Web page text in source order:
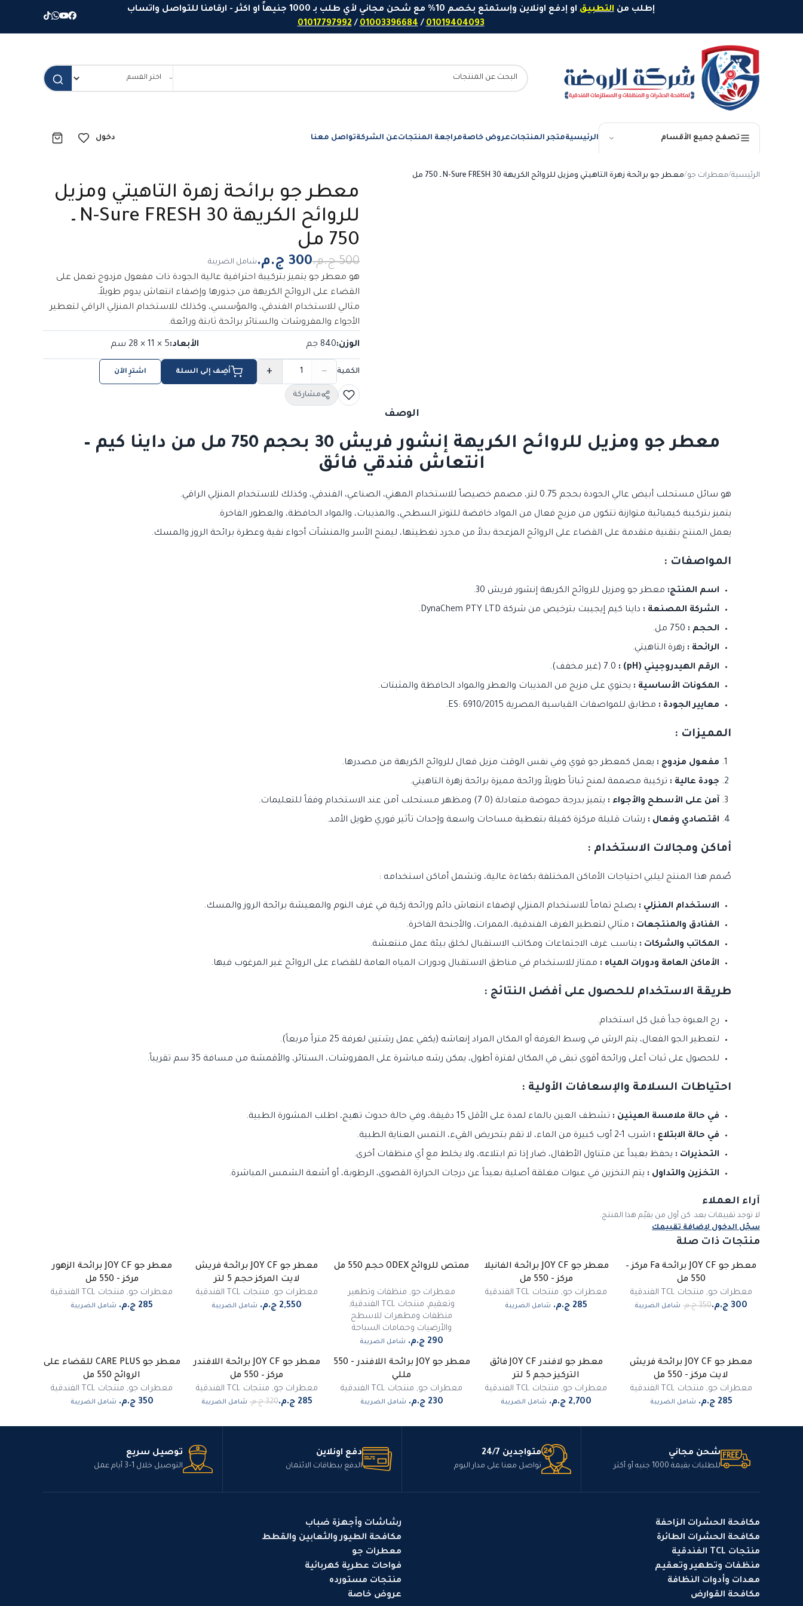
إطلب منالتطبيق او إدفع اونلاين وإستمتع بخصم 10% مع شحن مجاني لأي طلب بـ 1000 جنيهاً او اكثر - ارقامنا للتواصل واتساب
01019404093
/
01003396684
/
01017797992
تصفح جميع الأقسام الرئيسيةمتجر المنتجاتعروض خاصةمراجعة المنتجاتعن الشركةتواصل معنا دخول
الرئيسية/معطرات جو/معطر جو برائحة زهرة التاهيتي ومزيل للروائح الكريهة N-Sure FRESH 30 ـ 750 مل
معطر جو برائحة زهرة التاهيتي ومزيل
للروائح الكريهة N-Sure FRESH 30 ـ
750 مل
‏500 ج.م.‏ شامل الضريبة
هو معطر جو يتميز بتركيبة احترافية عالية الجودة ذات مفعول مزدوج تعمل على
القضاء على الروائح الكريهة من جذورها وإضفاء انتعاش يدوم طويلاً.
مثالي للاستخدام الفندقي، والمؤسسي، وكذلك للاستخدام المنزلي الراقي لتعطير
الأجواء والمفروشات والستائر برائحة ثابتة ورائعة.
الوزن:840 جم الأبعاد:
5 × 11 × 28 سم
الكمية −
+ أضِف إلى السلة اشترِ الآن
مشاركة
الوصف
معطر جو ومزيل للروائح الكريهة إنشور فريش 30 بحجم 750 مل من داينا كيم –
انتعاش فندقي فائق
هو سائل مستحلب أبيض عالي الجودة بحجم 0.75 لتر، مصمم خصيصاً للاستخدام المهني، الصناعي، الفندقي، وكذلك للاستخدام المنزلي الراقي.
يتميز بتركيبة كيميائية متوازنة تتكون من مزيج فعال من المواد خافضة للتوتر السطحي، والمذيبات، والمواد الحافظة، والعطور الفاخرة.
يعمل المنتج بتقنية متقدمة على القضاء على الروائح المزعجة بدلاً من مجرد تغطيتها، ليمنح الأسر والمنشآت أجواء نقية وعطرة برائحة الروز والمسك.
المواصفات :
اسم المنتج: معطر جو ومزيل للروائح الكريهة إنشور فريش 30.
الشركة المصنعة : داينا كيم إيجيبت بترخيص من شركة DynaChem PTY LTD.
الحجم :
الرائحة : زهرة التاهيتي.
الرقم الهيدروجيني (pH) :
المكونات الأساسية : يحتوي على مزيج من المذيبات والعطر والمواد الحافظة والمثبتات.
معايير الجودة : مطابق للمواصفات القياسية المصرية ES: 6910/2015.
المميزات :
مفعول مزدوج : يعمل كمعطر جو قوي وفي نفس الوقت مزيل فعال للروائح الكريهة من مصدرها.
جودة عالية : تركيبة مصممة لمنح ثباتاً طويلاً ورائحة مميزة برائحة زهرة التاهيتي.
آمن على الأسطح والأجواء : يتميز بدرجة حموضة متعادلة (7.0) ومظهر مستحلب آمن عند الاستخدام وفقاً للتعليمات.
اقتصادي وفعال : رشات قليلة مركزة كفيلة بتغطية مساحات واسعة وإحداث تأثير فوري طويل الأمد.
أماكن ومجالات الاستخدام :
صُمم هذا المنتج ليلبي احتياجات الأماكن المختلفة بكفاءة عالية، وتشمل أماكن استخدامه :
الاستخدام المنزلي : يصلح تماماً للاستخدام المنزلي لإضفاء انتعاش دائم ورائحة زكية في غرف النوم والمعيشة برائحة الروز والمسك.
الفنادق والمنتجعات : مثالي لتعطير الغرف الفندقية، الممرات، والأجنحة الفاخرة.
المكاتب والشركات : يناسب غرف الاجتماعات ومكاتب الاستقبال لخلق بيئة عمل منتعشة.
الأماكن العامة ودورات المياه : ممتاز للاستخدام في مناطق الاستقبال ودورات المياه العامة للقضاء على الروائح غير المرغوب فيها.
طريقة الاستخدام للحصول على أفضل النتائج :
رج العبوة جداً قبل كل استخدام.
لتعطير الجو الفعال، يتم الرش في وسط الغرفة أو المكان المراد إنعاشه (يكفي عمل رشتين لغرفة 25 متراً مربعاً).
للحصول على ثبات أعلى ورائحة أقوى تبقى في المكان لفترة أطول، يمكن رشه مباشرة على المفروشات، الستائر، والأقمشة من مسافة 35 سم تقريباً.
احتياطات السلامة والإسعافات الأولية :
في حالة ملامسة العينين : تشطف العين بالماء لمدة على الأقل 15 دقيقة، وفي حالة حدوث تهيج، اطلب المشورة الطبية.
في حالة الابتلاع : اشرب 1-2 أوب كبيرة من الماء، لا تقم بتحريض القيء، التمس العناية الطبية.
التحذيرات : يحفظ بعيداً عن متناول الأطفال، ضار إذا تم ابتلاعه، ولا يخلط مع أي منظفات أخرى.
التخزين والتداول : يتم التخزين في عبوات مغلقة أصلية بعيداً عن درجات الحرارة القصوى، الرطوبة، أو أشعة الشمس المباشرة.
آراء العملاء
لا توجد تقييمات بعد. كن أول من يقيّم هذا المنتج.
سجّل الدخول لإضافة تقييمك
منتجات ذات صلة
معطر جو JOY CF برائحة Fa مركز –
550 مل
معطرات جو, منتجات TCL الفندقية
شامل الضريبة
معطر جو JOY CF برائحة الفانيلا
مركز - 550 مل
معطرات جو, منتجات TCL الفندقية
شامل الضريبة
ممتص للروائح ODEX حجم 550 مل
معطرات جو, منظفات وتطهير
وتعقيم, منتجات TCL الفندقية
,
منظفات ومطهرات للاسطح
والأرضيات وحمامات السباحة
شامل الضريبة
معطر جو JOY CF برائحة فريش
لايت المركز حجم 5 لتر
معطرات جو, منتجات TCL الفندقية
شامل الضريبة
معطر جو JOY CF برائحة الزهور
مركز - 550 مل
معطرات جو, منتجات TCL الفندقية
شامل الضريبة
معطر جو JOY CF برائحة فريش
لايت مركز - 550 مل
معطرات جو, منتجات TCL الفندقية
شامل الضريبة
معطر جو لافندر JOY CF فائق
التركيز حجم 5 لتر
معطرات جو, منتجات TCL الفندقية
شامل الضريبة
غير متوفر
معطر جو JOY برائحة اللافندر - 550
مللي
معطرات جو, منتجات TCL الفندقية
شامل الضريبة
معطر جو JOY CF برائحة اللافندر
مركز – 550 مل
معطرات جو, منتجات TCL الفندقية
‏320 ج.م.‏ شامل الضريبة
معطر جو CARE PLUS للقضاء على
الروائح 550 مل
معطرات جو, منتجات TCL الفندقية
شامل الضريبة
شحن مجاني
للطلبات بقيمة 1000 جنيه أو أكثر
متواجدين 24/7
تواصل معنا على مدار اليوم
دفع اونلاين
الدفع ببطاقات الائتمان
توصيل سريع
التوصيل خلال 1–3 أيام عمل
مكافحة الحشرات الزاحفة
مكافحة الحشرات الطائرة
منتجات TCL الفندقية
منظفات وتطهير وتعقيم
معدات وأدوات النظافة
مكافحة القوارض
رشاشات وأجهزة ضباب
مكافحة الطيور والثعابين والقطط
معطرات جو
فواحات عطرية كهربائية
منتجات مستورده
عروض خاصة